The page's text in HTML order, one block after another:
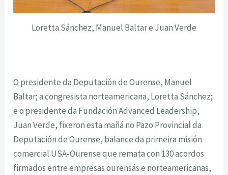
Loretta Sánchez, Manuel Baltar e Juan Verde
O presidente da Deputación de Ourense, Manuel
Baltar; a congresista norteamericana, Loretta Sánchez;
e o presidente da Fundación Advanced Leadership,
Juan Verde, fixeron esta mañá no Pazo Provincial da
Deputación de Ourense, balance da primeira misión
comercial USA-Ourense que remata con 130 acordos
firmados entre empresas ourensás e norteamericanas,